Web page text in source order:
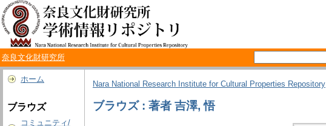
奈良文化財研究所
ホーム
ブラウズ
コミュニティ/
Nara National Research Institute for Cultural Properties Repository
ブラウズ : 著者 吉澤, 悟